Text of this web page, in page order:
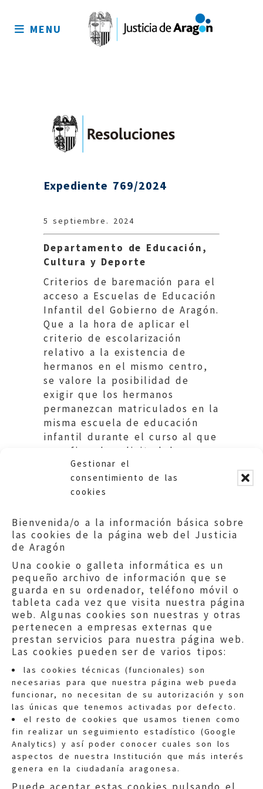
Gestionar el
consentimiento de las
cookies
Bienvenida/o a la información básica sobre
las cookies de la página web del Justicia
de Aragón
Una cookie o galleta informática es un
pequeño archivo de información que se
guarda en su ordenador, teléfono móvil o
tableta cada vez que visita nuestra página
web. Algunas cookies son nuestras y otras
pertenecen a empresas externas que
prestan servicios para nuestra página web.
Las cookies pueden ser de varios tipos:
las cookies técnicas (funcionales) son
necesarias para que nuestra página web pueda
funcionar, no necesitan de su autorización y son
las únicas que tenemos activadas por defecto.
el resto de cookies que usamos tienen como
fin realizar un seguimiento estadístico (Google
Analytics) y así poder conocer cuales son los
aspectos de nuestra Institución que más interés
genera en la ciudadanía aragonesa.
sitio
MENU
Expediente 769/2024
5 septiembre. 2024
Departamento de Educación,
Cultura y Deporte
Criterios de baremación para el
acceso a Escuelas de Educación
Infantil del Gobierno de Aragón.
Que a la hora de aplicar el
criterio de escolarización
relativo a la existencia de
hermanos en el mismo centro,
se valore la posibilidad de
exigir que los hermanos
permanezcan matriculados en la
misma escuela de educación
infantil durante el curso al que
se refiere la solicitud de
matriculación.
Quejas:quejas@eljusticiadearagon.es
Información general:
informacion@eljusticiadearagon.es
Teléfonos:900 210 210/